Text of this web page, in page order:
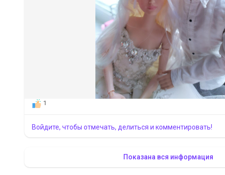
1
Войдите, чтобы отмечать, делиться и комментировать!
Показана вся информация